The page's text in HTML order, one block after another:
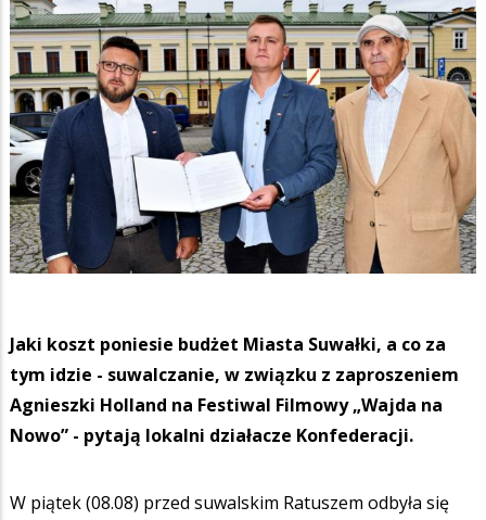
Jaki koszt poniesie budżet Miasta Suwałki, a co za
tym idzie - suwalczanie, w związku z zaproszeniem
Agnieszki Holland na Festiwal Filmowy „Wajda na
Nowo” - pytają lokalni działacze Konfederacji.
W piątek (08.08) przed suwalskim Ratuszem odbyła się